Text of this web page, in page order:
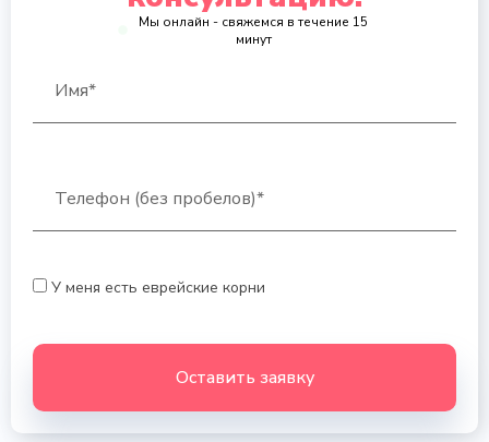
Мы онлайн - свяжемся в течение 15
минут
У меня есть еврейские корни
Оставить заявку